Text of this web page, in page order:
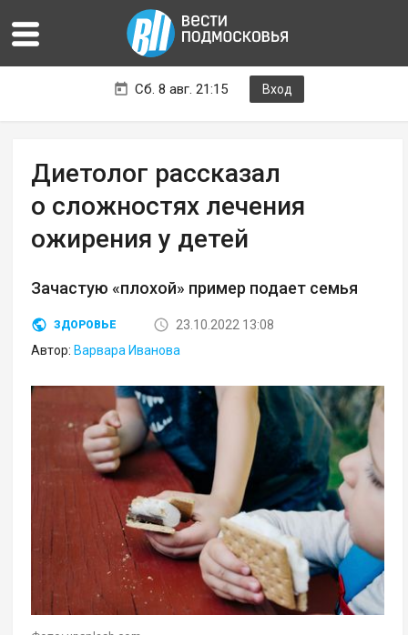
Сб. 8 авг. 21:15 Вход
Диетолог рассказал
о сложностях лечения
ожирения у детей
Зачастую «плохой» пример подает семья
ЗДОРОВЬЕ
23.10.2022 13:08
Автор: Варвара Иванова